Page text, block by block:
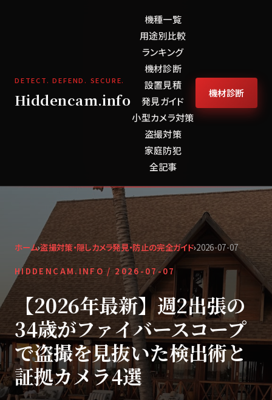
DETECT. DEFEND. SECURE.
Hiddencam.info
機種一覧
用途別比較
ランキング
機材診断
設置見積
発見ガイド
小型カメラ対策
盗撮対策
家庭防犯
全記事
機材診断
ホーム›盗撮対策・隠しカメラ発見・防止の完全ガイド›2026-07-07
HIDDENCAM.INFO / 2026-07-07
【2026年最新】週2出張の
34歳がファイバースコープ
で盗撮を見抜いた検出術と
証拠カメラ4選